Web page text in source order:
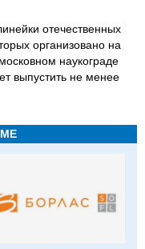
отечественных
организовано на
наукограде
выпустить не менее